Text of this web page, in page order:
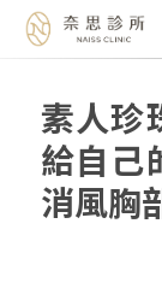
content
素人珍
給自己
消風胸